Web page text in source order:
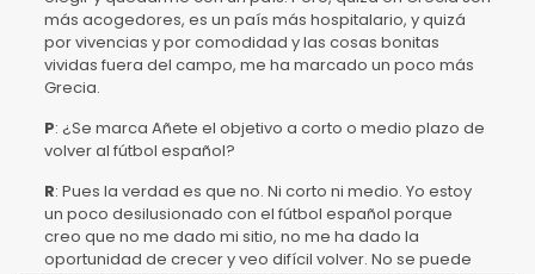
más acogedores, es un país más hospitalario, y quizá
por vivencias y por comodidad y las cosas bonitas
vividas fuera del campo, me ha marcado un poco más
Grecia.
P: ¿Se marca Añete el objetivo a corto o medio plazo de
volver al fútbol español?
R: Pues la verdad es que no. Ni corto ni medio. Yo estoy
un poco desilusionado con el fútbol español porque
creo que no me dado mi sitio, no me ha dado la
oportunidad de crecer y veo difícil volver. No se puede